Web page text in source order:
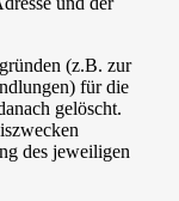
(z.B. zur
für die
gelöscht.
des jeweiligen